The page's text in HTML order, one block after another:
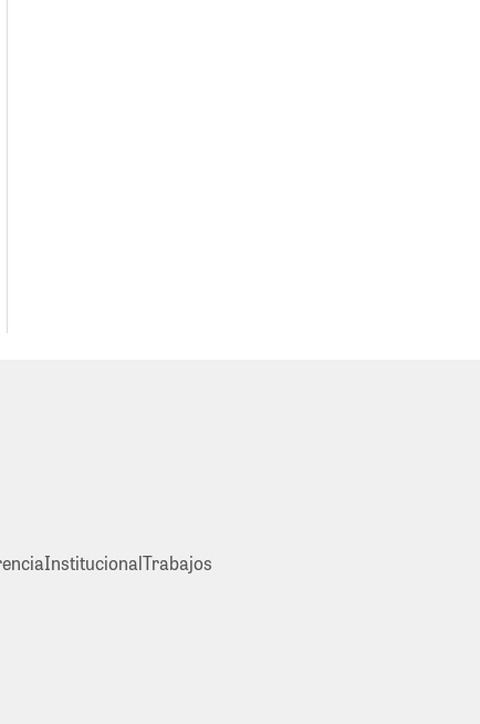
InstitucionalTrabajos